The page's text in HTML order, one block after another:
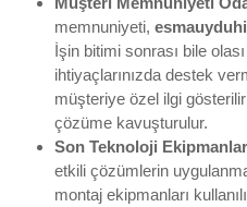
memnuniyeti,
İşin bitimi sonrası bile
ihtiyaçlarınızda destek
müşteriye özel ilgi
çözüme kavuşturulur.
Son Teknoloji
etkili çözümlerin
montaj ekipmanları